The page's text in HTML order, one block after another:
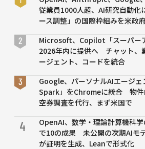
従業員1000人超、AI研究自動化
ース調整」の国際枠組みを米政
Microsoft、Copilot「スーパー
2026年内に提供へ チャット、
ージェント、コードを統合
Google、パーソナルAIエージ
Spark」をChromeに統合 物件
空券調査を代行、まず米国で
4
OpenAI、数学・理論計算機科
で10の成果 未公開の次期AIモ
が証明を生成、Leanで形式化